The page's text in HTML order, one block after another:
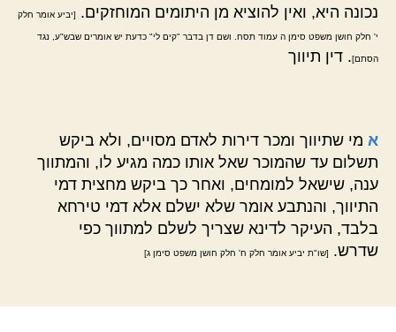
נכונה היא, ואין להוציא מן היתומים המוחזקים.
[יביע אומר חלק
י' חלק חושן משפט סימן ה עמוד תסח. ושם דן בדבר "קים לי" כדעת יש אומרים שבש"ע, נגד
הסתם]. דין תיווך
א מי שתיווך ומכר דירות לאדם מסויים, ולא ביקש
תשלום עד שהמוכר שאל אותו כמה מגיע לו, והמתווך
ענה, שישאל למומחים, ואחר כך ביקש מחצית דמי
התיווך, והנתבע אומר שלא ישלם אלא דמי טירחא
בלבד, העיקר לדינא שצריך לשלם למתווך כפי
שדרש.
[שו"ת יביע אומר חלק ח' חלק חושן משפט סימן ג]